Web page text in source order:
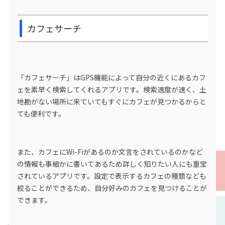
カフェサーチ
「カフェサーチ」はGPS機能によって自分の近くにあるカフ
ェを素早く検索してくれるアプリです。検索速度が速く、土
地勘がない場所に来ていてもすぐにカフェが見つかるからと
ても便利です。
また、カフェにWi-Fiがあるのか文言をされているのかなど
の情報も事細かに書いてあるため詳しく知りたい人にも重宝
されているアプリです。設定で表示するカフェの種類なども
絞ることができるため、自分好みのカフェを見つけることが
できます。